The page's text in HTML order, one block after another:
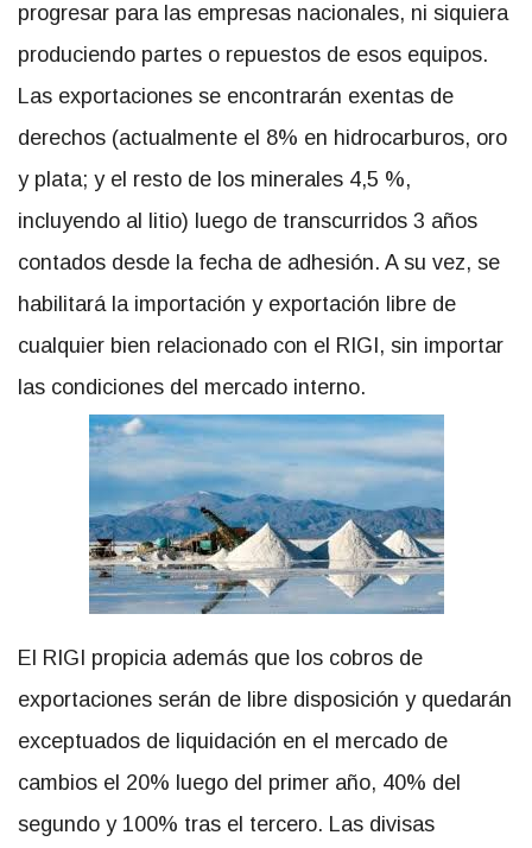
progresar para las empresas nacionales, ni siquiera
produciendo partes o repuestos de esos equipos.
Las exportaciones se encontrarán exentas de
derechos (actualmente el 8% en hidrocarburos, oro
y plata; y el resto de los minerales 4,5 %,
incluyendo al litio) luego de transcurridos 3 años
contados desde la fecha de adhesión. A su vez, se
habilitará la importación y exportación libre de
cualquier bien relacionado con el RIGI, sin importar
las condiciones del mercado interno.
El RIGI propicia además que los cobros de
exportaciones serán de libre disposición y quedarán
exceptuados de liquidación en el mercado de
cambios el 20% luego del primer año, 40% del
segundo y 100% tras el tercero. Las divisas